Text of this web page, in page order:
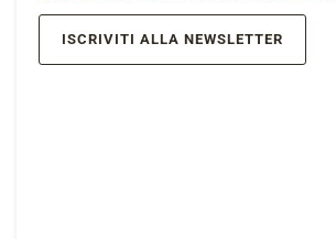
ISCRIVITI ALLA NEWSLETTER